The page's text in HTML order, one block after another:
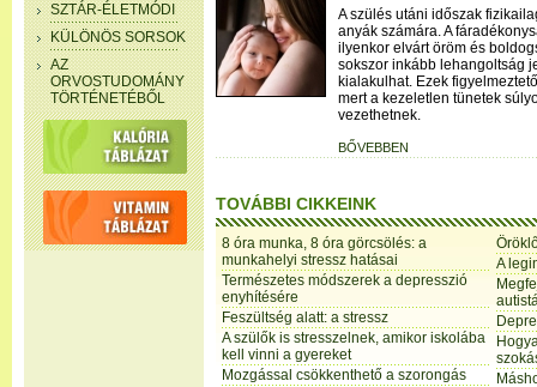
SZTÁR-ÉLETMÓDI
KÜLÖNÖS SORSOK
AZ
ORVOSTUDOMÁNY
TÖRTÉNETÉBŐL
A szülés utáni időszak
anyák számára. A
ilyenkor elvárt öröm és
sokszor inkább lehangoltság
kialakulhat. Ezek
mert a kezeletlen tünetek
vezethetnek.
BŐVEBBEN
TOVÁBBI CIKKEINK
8 óra munka, 8 óra görcsölés: a
munkahelyi stressz hatásai
Természetes módszerek a depresszió
enyhítésére
Feszültség alatt: a stressz
A szülők is stresszelnek, amikor iskolába
kell vinni a gyereket
Mozgással csökkenthető a szorongás
A